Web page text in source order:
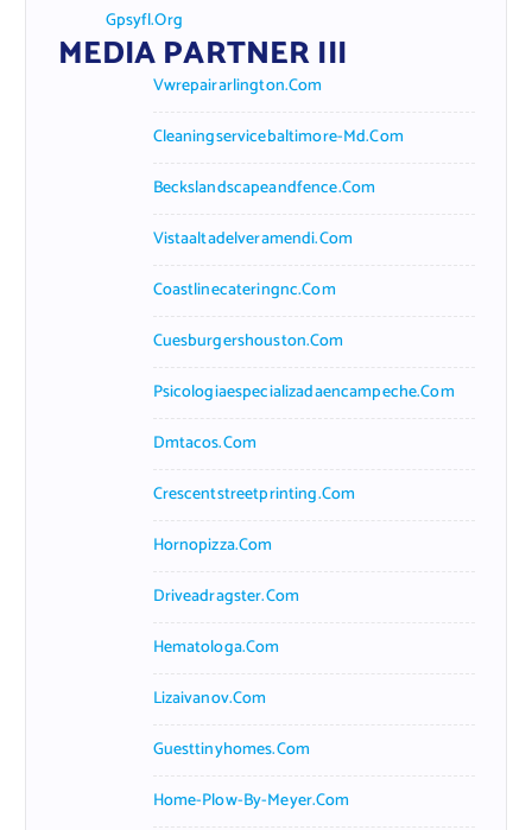
Gpsyfl.org
MEDIA PARTNER III
Vwrepairarlington.com
Cleaningservicebaltimore-Md.com
Beckslandscapeandfence.com
Vistaaltadelveramendi.com
Coastlinecateringnc.com
Cuesburgershouston.com
Psicologiaespecializadaencampeche.com
Dmtacos.com
Crescentstreetprinting.com
Hornopizza.com
Driveadragster.com
Hematologa.com
Lizaivanov.com
Guesttinyhomes.com
Home-Plow-By-Meyer.com